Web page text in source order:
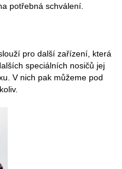
potřebná schválení.
pro další zařízení, která
speciálních nosičů jej
V nich pak můžeme pod